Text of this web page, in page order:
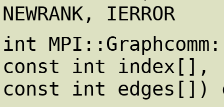
NEWRANK, IERROR
int
const int index[],
const int edges[])